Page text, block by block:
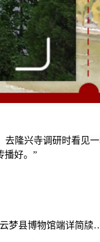
隆兴寺调研时看见
播好。”
梦县博物馆端详简